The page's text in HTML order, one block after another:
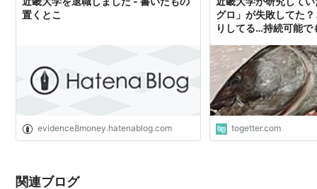
1980年 - 大学院医学研究科博士課程、薬学研究科を
1985年 - 大学院農学研究科設置。第二工学部を九州
工学部に改称
1986年 - 産業・法律情報研究所開設、人権問題研究
所開設
良県奈良市にキャンパスを開設、農学部を移転
置くとこ
evidence8money.hatenablog.com
グロ」が失敗してた
りしてる…持続可能で
togetter.com
関連ブログ